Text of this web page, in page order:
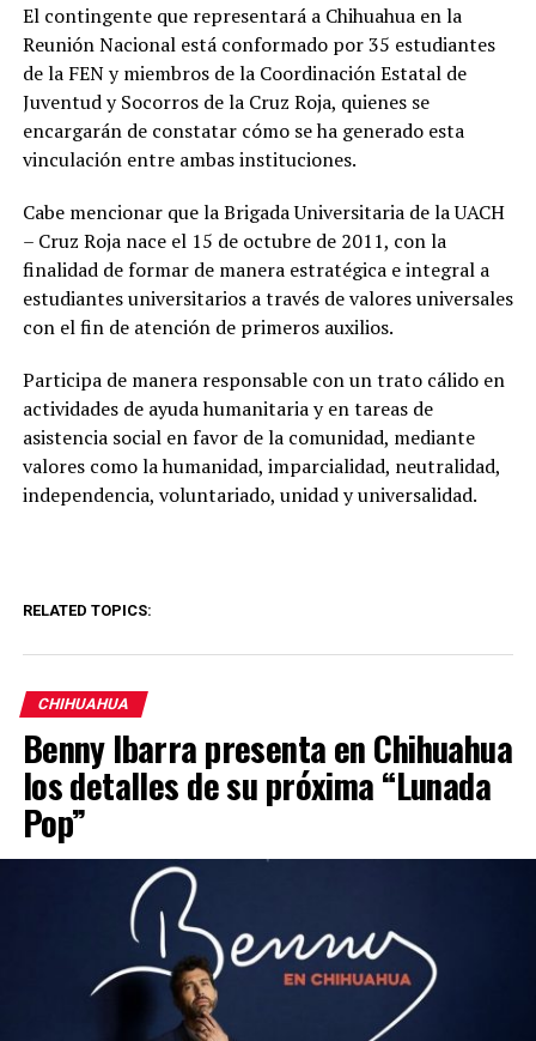
El contingente que representará a Chihuahua en la
Reunión Nacional está conformado por 35 estudiantes
de la FEN y miembros de la Coordinación Estatal de
Juventud y Socorros de la Cruz Roja, quienes se
encargarán de constatar cómo se ha generado esta
vinculación entre ambas instituciones.
Cabe mencionar que la Brigada Universitaria de la UACH
– Cruz Roja nace el 15 de octubre de 2011, con la
finalidad de formar de manera estratégica e integral a
estudiantes universitarios a través de valores universales
con el fin de atención de primeros auxilios.
Participa de manera responsable con un trato cálido en
actividades de ayuda humanitaria y en tareas de
asistencia social en favor de la comunidad, mediante
valores como la humanidad, imparcialidad, neutralidad,
independencia, voluntariado, unidad y universalidad.
RELATED TOPICS:
CHIHUAHUA
Benny Ibarra presenta en Chihuahua
los detalles de su próxima “Lunada
Pop”